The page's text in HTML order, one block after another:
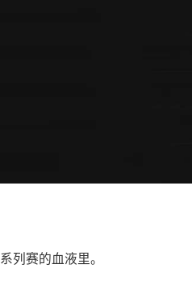
列赛的血液里。